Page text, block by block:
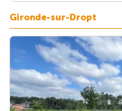
Gironde-sur-Dropt